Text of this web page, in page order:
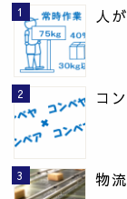
人
コ
物